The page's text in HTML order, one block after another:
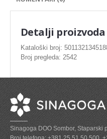
ZAMRZNUTO MESO
ZAMRZNUTA RIBA
ZAMRZNUTO MESO
PASTETE I MESNI
TUNJEVINE I KONZERVE
GOTOVA JELA
Detalji proizvoda
Kataloški broj:
Broj pregleda: 2542
Sinagoga DOO Sombor, Staparski